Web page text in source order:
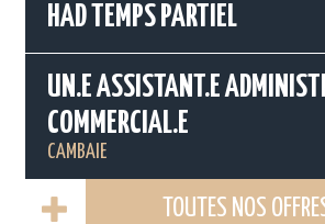
HAD TEMPS PARTIEL
UN.E ASSISTANT.E
COMMERCIAL.E
CAMBAIE
TOUTES NOS